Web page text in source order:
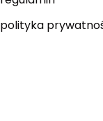
polityka